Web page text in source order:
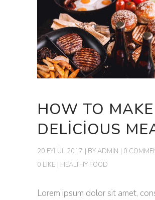
HOW TO
DELICIOUS
20 EYLÜL 2017 BYADMIN
0
0 LIKE
HEALTHY FOOD
Lorem ipsum dolor sit amet,